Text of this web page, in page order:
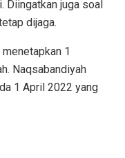
Diingatkan juga soal
dijaga.
1
Naqsabandiyah
1 April 2022 yang